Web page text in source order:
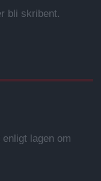
bli skribent.
lagen om